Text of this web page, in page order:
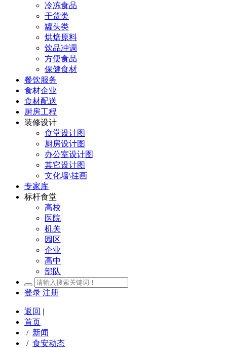
冷冻食品
干货类
罐头类
烘焙原料
饮品冲调
方便食品
保健食材
餐饮服务
食材企业
食材配送
厨房工程
装修设计
食堂设计图
厨房设计图
办公室设计图
其它设计图
文化墙\挂画
专家库
标杆食堂
高校
医院
机关
园区
企业
高中
部队
登录 注册
返回 |
首页
/ 新闻
/ 食安动态